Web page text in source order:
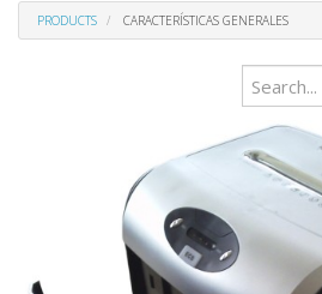
PRODUCTS CARACTERÍSTICAS GENERALES